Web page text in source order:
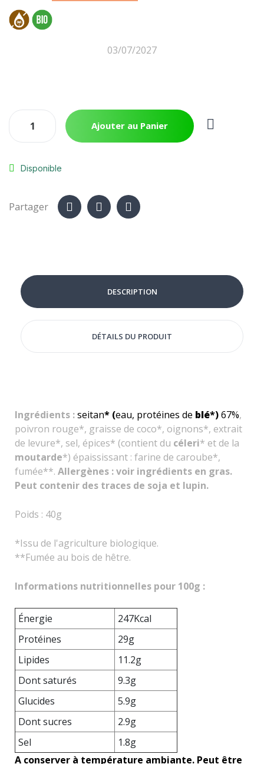
03/07/2027
Ajouter au Panier
Disponible
Partager
DESCRIPTION
DÉTAILS DU PRODUIT
Ingrédients :seitan* (eau, protéines de blé*)67%,
poivron rouge*, graisse de coco*, oignons*, extrait
de levure*, sel, épices* (contient du céleri* et de la
moutarde*) épaississant : farine de caroube*,
fumée**. Allergènes : voir ingrédients en gras.
Peut contenir des traces de soja et lupin.
Poids : 40g
*Issu de l'agriculture biologique.
**Fumée au bois de hêtre.
Informations nutritionnelles pour 100g :
Énergie
247Kcal
Protéines
29g
Lipides
11.2g
Dont saturés
9.3g
Glucides
5.9g
Dont sucres
2.9g
Sel
1.8g
A conserver à température ambiante. Peut être